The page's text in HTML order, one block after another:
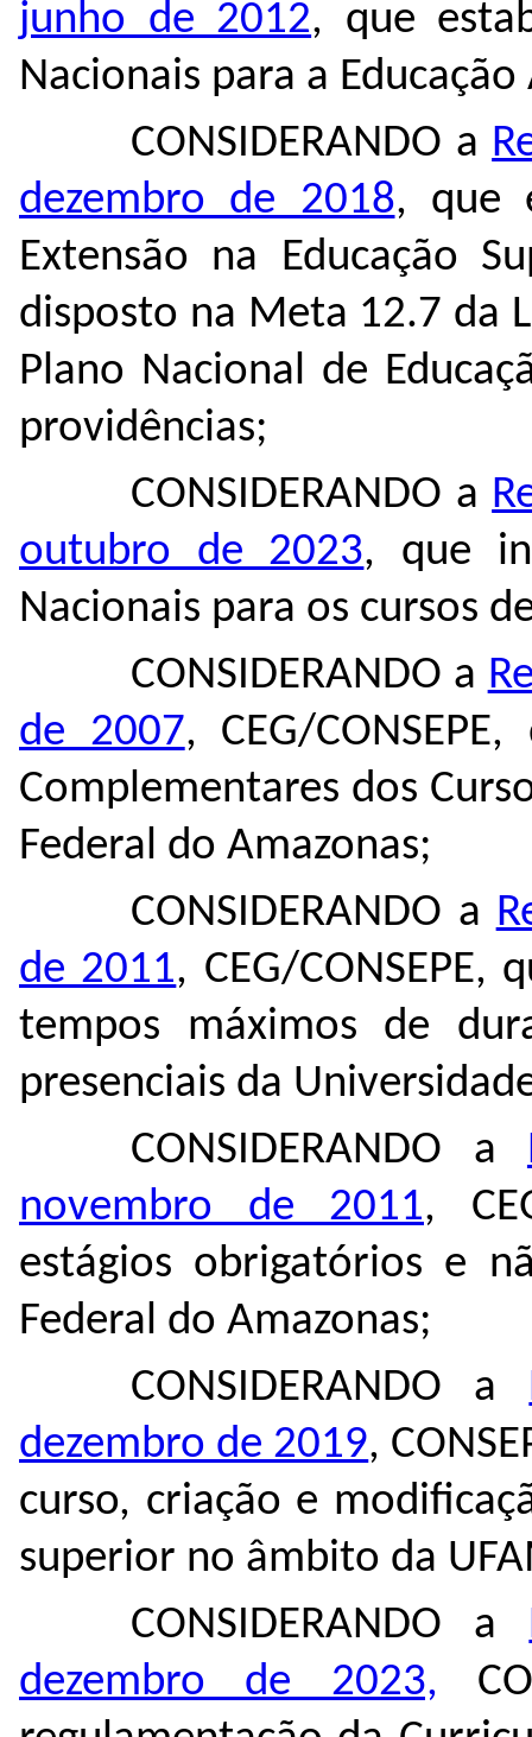
junho de 2012, que
Nacionais para a
CONSIDERANDO a
dezembro de 2018, que
Extensão na Educação
disposto na Meta 12.7 da
Plano Nacional de
providências;
CONSIDERANDO a
outubro de 2023, que
Nacionais para os cursos
CONSIDERANDO a
de 2007, CEG/
Complementares dos
Federal do Amazonas;
CONSIDERANDO a
de 2011, CEG/CONSEPE,
tempos máximos de
presenciais da
CONSIDERANDO a
novembro de 2011,
estágios obrigatórios e
Federal do Amazonas;
CONSIDERANDO a
dezembro de 2019,
curso, criação e
superior no âmbito da
CONSIDERANDO a
dezembro de 2023,